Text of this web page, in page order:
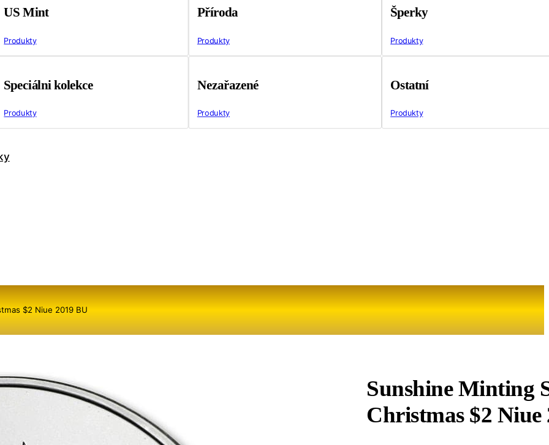
US Mint
Produkty
Příroda
Produkty
Šperky
Produkty
Speciálni kolekce
Produkty
Nezařazené
Produkty
Ostatní
Produkty
$2 Niue 2019 BU
Sunshine Minting
Christmas $2 Niue